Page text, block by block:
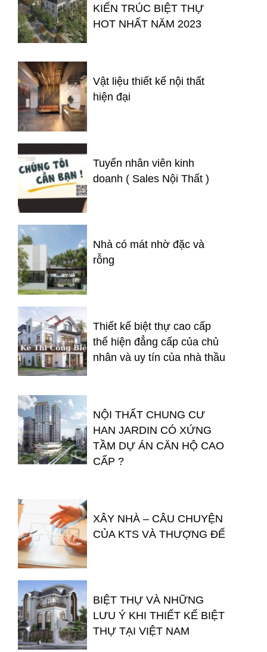
KIẾN TRÚC BIỆT THỰ
HOT NHẤT NĂM 2023
Vật liệu thiết kế nội thất
hiện đại
Tuyển nhân viên kinh
doanh ( Sales Nội Thất )
Nhà có mát nhờ đặc và
rỗng
Thiết kế biệt thự cao cấp
thể hiện đẳng cấp của chủ
nhân và uy tín của nhà thầu
NỘI THẤT CHUNG CƯ
HAN JARDIN CÓ XỨNG
TẦM DỰ ÁN CĂN HỘ CAO
CẤP ?
XÂY NHÀ – CÂU CHUYỆN
CỦA KTS VÀ THƯỢNG ĐẾ
BIỆT THỰ VÀ NHỮNG
LƯU Ý KHI THIẾT KẾ BIỆT
THỰ TẠI VIỆT NAM